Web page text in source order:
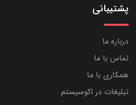
پشتیبانی
درباره ما
تماس با ما
همکاری با ما
تبلیغات در اکوسیستم